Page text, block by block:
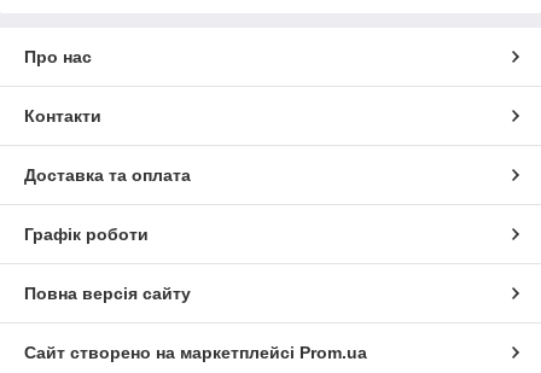
Про нас
Контакти
Доставка та оплата
Графік роботи
Повна версія сайту
Сайт створено на маркетплейсі Prom.ua